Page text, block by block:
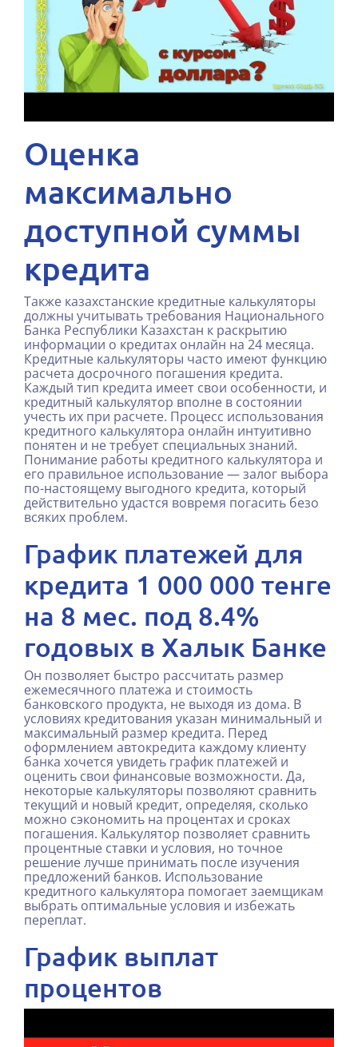
Оценка
максимально
доступной суммы
кредита
Также казахстанские кредитные калькуляторы
должны учитывать требования Национального
Банка Республики Казахстан к раскрытию
информации о кредитах онлайн на 24 месяца.
Кредитные калькуляторы часто имеют функцию
расчета досрочного погашения кредита.
Каждый тип кредита имеет свои особенности, и
кредитный калькулятор вполне в состоянии
учесть их при расчете. Процесс использования
кредитного калькулятора онлайн интуитивно
понятен и не требует специальных знаний.
Понимание работы кредитного калькулятора и
его правильное использование — залог выбора
по-настоящему выгодного кредита, который
действительно удастся вовремя погасить безо
всяких проблем.
График платежей для
кредита 1 000 000 тенге
на 8 мес. под 8.4%
годовых в Халык Банке
Он позволяет быстро рассчитать размер
ежемесячного платежа и стоимость
банковского продукта, не выходя из дома. В
условиях кредитования указан минимальный и
максимальный размер кредита. Перед
оформлением автокредита каждому клиенту
банка хочется увидеть график платежей и
оценить свои финансовые возможности. Да,
некоторые калькуляторы позволяют сравнить
текущий и новый кредит, определяя, сколько
можно сэкономить на процентах и сроках
погашения. Калькулятор позволяет сравнить
процентные ставки и условия, но точное
решение лучше принимать после изучения
предложений банков. Использование
кредитного калькулятора помогает заемщикам
выбрать оптимальные условия и избежать
переплат.
График выплат
процентов